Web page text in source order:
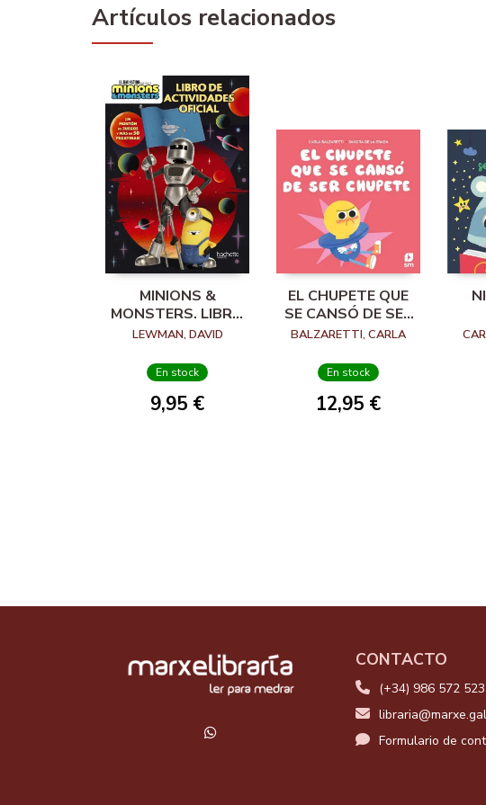
Artículos relacionados
MINIONS &
MONSTERS. LIBRO
DE ACTIVIDADES
LEWMAN, DAVID
En stock
9,95 €
EL CHUPETE QUE
SE CANSÓ DE SER
CHUPETE
BALZARETTI, CARLA
En stock
12,95 €
CONTACTO
(+34) 986 572 523
libraria@marxe.gal
Formulario de